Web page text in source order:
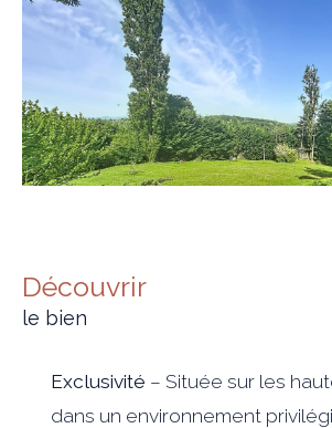
découvrir
le bien
Exclusivité – Située sur les
dans un environnement